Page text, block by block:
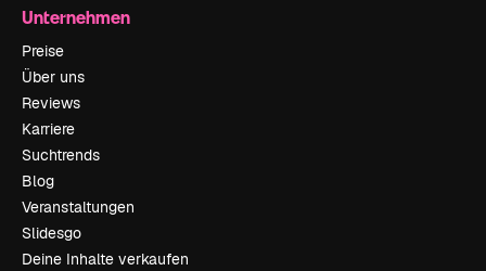
Unternehmen
Preise
Über uns
Reviews
Karriere
Suchtrends
Blog
Veranstaltungen
Slidesgo
Deine Inhalte verkaufen